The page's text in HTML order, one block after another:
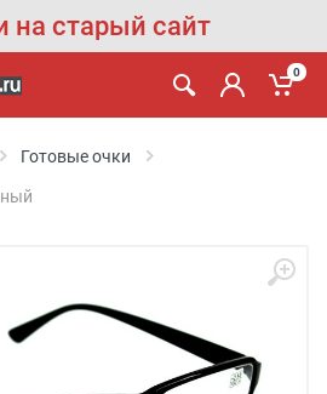
на старый сайт
0
Готовые очки